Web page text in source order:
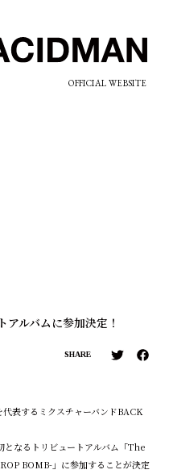
OFFICIAL WEBSITE
ルバムに参加決定！
SHARE
表するミクスチャーバンドBACK
なるトリビュートアルバム「The
BOMB-」に参加することが決定